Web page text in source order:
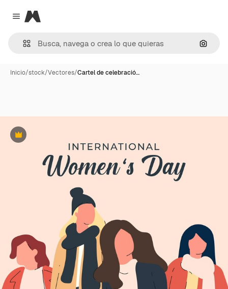
Close menu
Magnific
Inicio/stock/Vectores/Cartel de celebració…
Premium